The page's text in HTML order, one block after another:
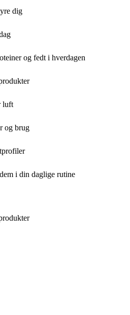
dig
og fedt i hverdagen
luft
og brug
i din daglige rutine